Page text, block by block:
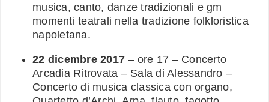
musica, canto, danze tradizionali e gm
momenti teatrali nella tradizione folkloristica
napoletana.
22 dicembre 2017 – ore 17 – Concerto
Arcadia Ritrovata – Sala di Alessandro –
Concerto di musica classica con organo,